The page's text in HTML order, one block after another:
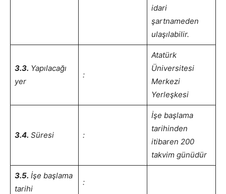
idari
şartnameden
ulaşılabilir.
3.3. Yapılacağı
yer
:
Atatürk
Üniversitesi
Merkezi
Yerleşkesi
3.4. Süresi :
İşe başlama
tarihinden
itibaren 200
takvim günüdür
3.5. İşe başlama
tarihi
: